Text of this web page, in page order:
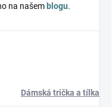
na našem blogu.
Dámská trička a tílka